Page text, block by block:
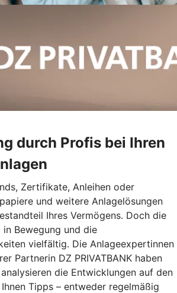
durch Profis bei Ihren
Zertifikate, Anleihen oder
und weitere Anlagelösungen
Ihres Vermögens. Doch die
Bewegung und die
vielfältig. Die Anlageexpertinnen
Partnerin DZ PRIVATBANK haben
die Entwicklungen auf den
Tipps – entweder regelmäßig